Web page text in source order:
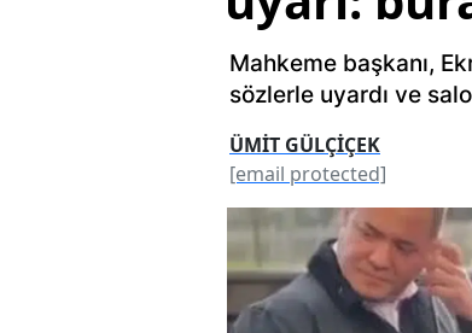
Mahkeme başkanı,
sözlerle uyardı ve
ÜMİT GÜLÇİÇEK
[email protected]